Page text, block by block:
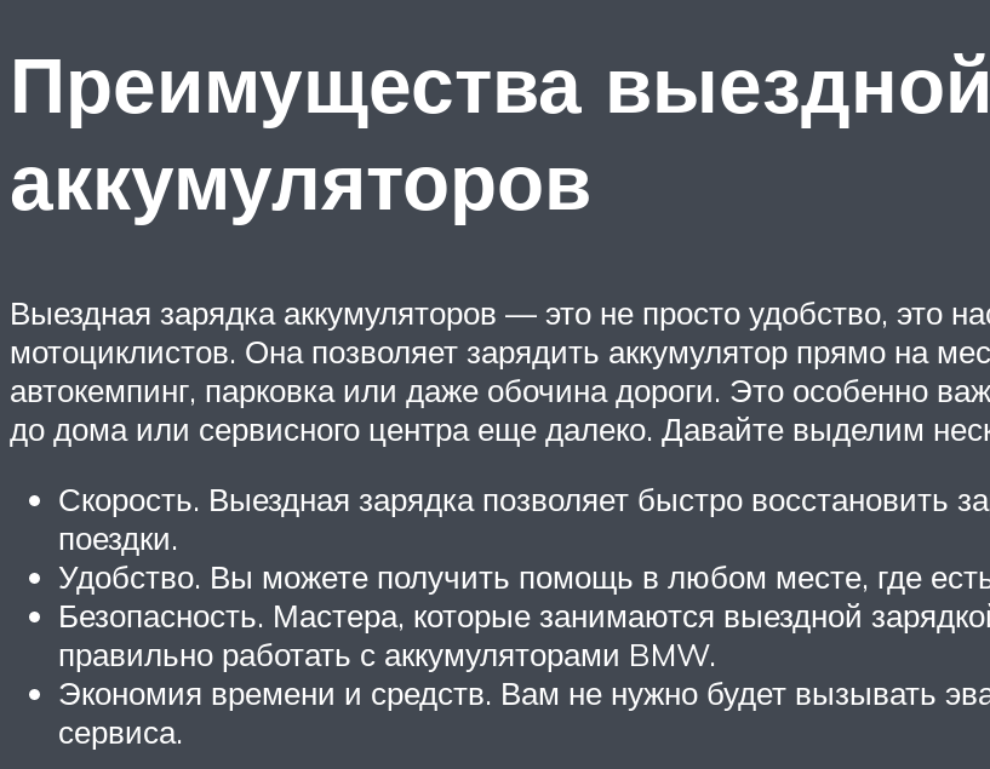
Преимущества
аккумуляторов
Выездная зарядка аккумуляторов — это не просто удобство, это
мотоциклистов. Она позволяет зарядить аккумулятор прямо на
автокемпинг, парковка или даже обочина дороги. Это особенно
до дома или сервисного центра еще далеко. Давайте выделим
Скорость. Выездная зарядка позволяет быстро восстановить
поездки.
Удобство. Вы можете получить помощь в любом месте, где
Безопасность. Мастера, которые занимаются выездной
правильно работать с аккумуляторами BMW.
Экономия времени и средств. Вам не нужно будет вызывать
сервиса.